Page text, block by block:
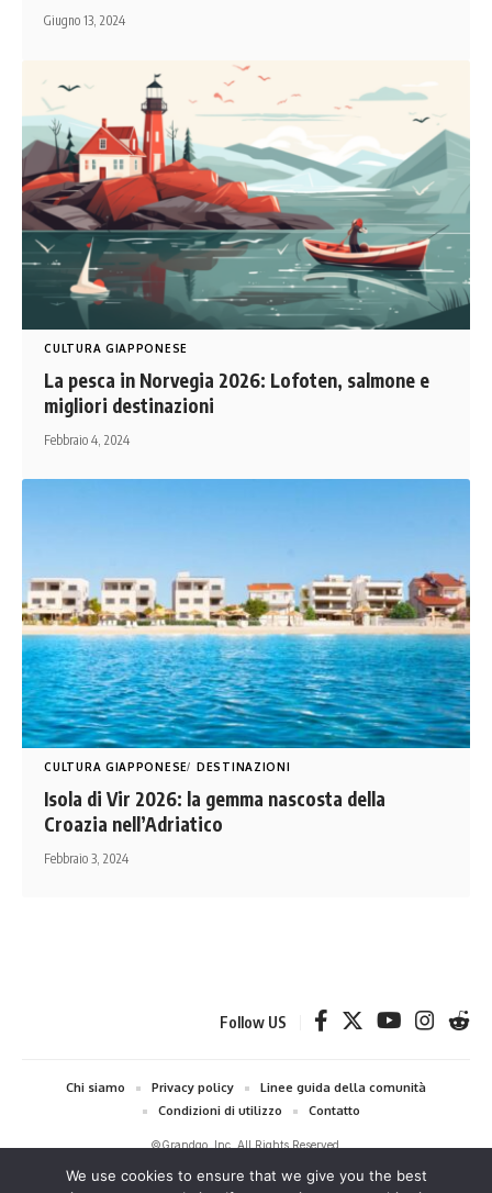
Giugno 13, 2024
CULTURA GIAPPONESE
La pesca in Norvegia 2026: Lofoten, salmone e
migliori destinazioni
Febbraio 4, 2024
CULTURA GIAPPONESE DESTINAZIONI
Isola di Vir 2026: la gemma nascosta della
Croazia nell’Adriatico
Febbraio 3, 2024
Follow US
©Grandgo, Inc. All Rights Reserved.
Chi siamo Privacy policy
Linee guida della comunità
Condizioni di utilizzo
Contatto
We use cookies to ensure that we give you the best